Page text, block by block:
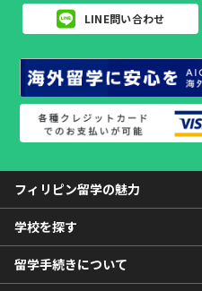
LINE問い合わせ
フィリピン留学の魅力
学校を探す
留学手続きについて